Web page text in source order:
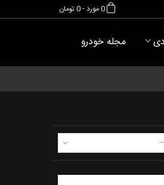
0مورد-0 تومان
مجله خودرو
--